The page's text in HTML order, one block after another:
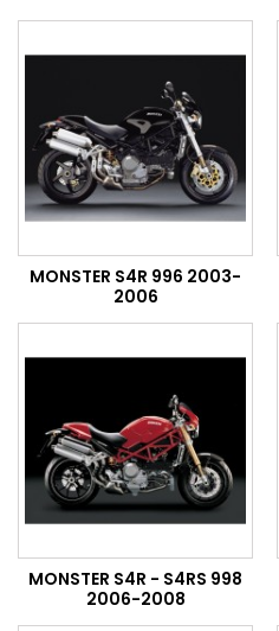
MONSTER S4R 996 2003-
2006
MONSTER S4R - S4RS 998
2006-2008